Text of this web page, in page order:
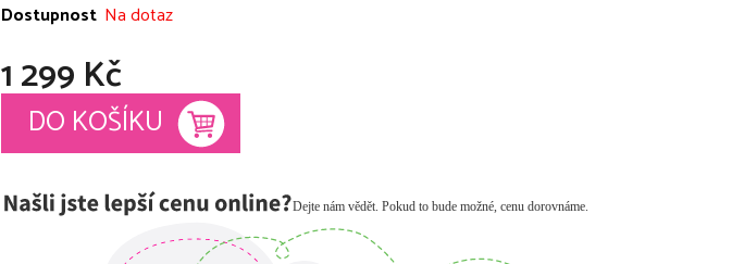
je
z
5
hvězdiček.
Dostupnost Na dotaz
1 299 Kč
Měrná cena:
DO KOŠÍKU